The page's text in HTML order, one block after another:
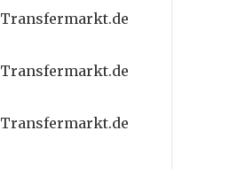
Transfermarkt.de
Transfermarkt.de
Transfermarkt.de